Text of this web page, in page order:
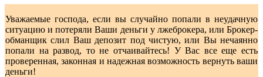
Уважаемые господа, если вы случайно попали в неудачную
ситуацию и потеряли Ваши деньги у лжеброкера, или Брокер-
обманщик слил Ваш депозит под чистую, или Вы нечаянно
попали на развод, то не отчаивайтесь! У Вас все еще есть
проверенная, законная и надежная возможность вернуть ваши
деньги!